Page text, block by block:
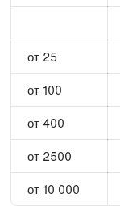
от 25
от 100
от 400
от 2500
от 10 000